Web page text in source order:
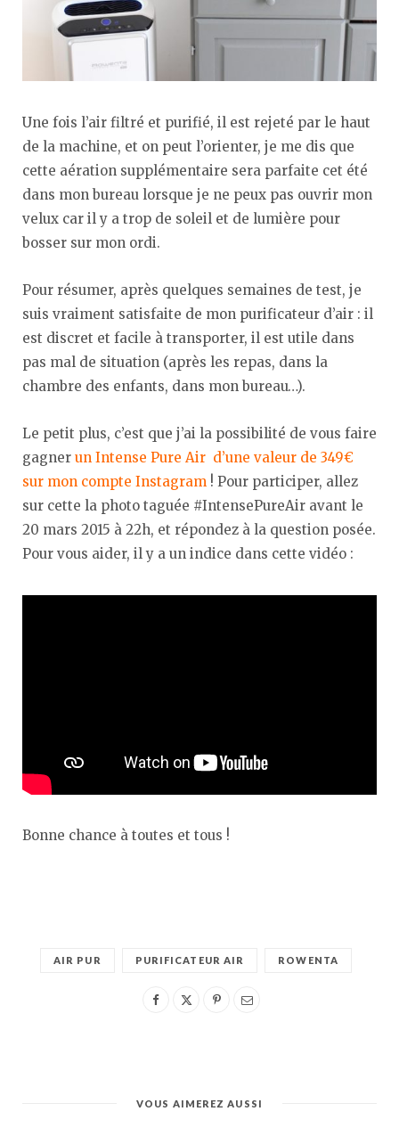
Une fois l’air filtré et purifié, il est rejeté par le haut
de la machine, et on peut l’orienter, je me dis que
cette aération supplémentaire sera parfaite cet été
dans mon bureau lorsque je ne peux pas ouvrir mon
velux car il y a trop de soleil et de lumière pour
bosser sur mon ordi.
Pour résumer, après quelques semaines de test, je
suis vraiment satisfaite de mon purificateur d’air : il
est discret et facile à transporter, il est utile dans
pas mal de situation (après les repas, dans la
chambre des enfants, dans mon bureau…).
Le petit plus, c’est que j’ai la possibilité de vous faire
gagner un Intense Pure Air d’une valeur de 349€
sur mon compte Instagram ! Pour participer, allez
sur cette la photo taguée #IntensePureAir avant le
20 mars 2015 à 22h, et répondez à la question posée.
Pour vous aider, il y a un indice dans cette vidéo :
Bonne chance à toutes et tous !
AIR PUR PURIFICATEUR AIR ROWENTA
VOUS AIMEREZ AUSSI